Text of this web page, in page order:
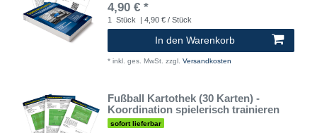
4,90 € *
1 Stück | 4,90 € / Stück
In den Warenkorb
* inkl. ges. MwSt. zzgl. Versandkosten
Fußball Kartothek (30 Karten) -
Koordination spielerisch trainieren
sofort lieferbar